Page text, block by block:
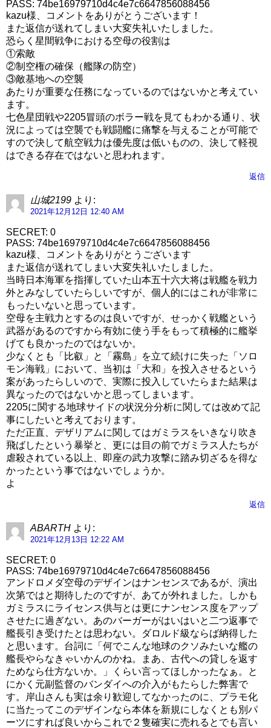
PASS: 74be16979710d4c4e7c6647856088456
kazu様、コメントをありがとうございます！
また返信が送れてしまい大変失礼いたしました。
恐らく星間戦争における空母の役割は
①索敵
②制空権の確保（艦隊の防空）
③敵基地への空襲
あたりが重要な任務になっているのではないかと考えてい
ます。
七色星団戦や2205冒頭のボラー戦を見てもわかる通り、状
況によっては空襲でも戦闘艦に痛撃を与えることが可能で
すので決して航空戦力は優先度は低いものの、決して軽視
はできる存在ではないと思われます。
返信
山城2199 より:
2021年12月12日 12:40 AM
SECRET: 0
PASS: 74be16979710d4c4e7c6647856088456
kazu様、コメントをありがとうございます
また返信が送れてしまい大変失礼いたしました。
当時日本海軍を指揮していた山本五十六大将は戦艦を戦力
外とみなしていたらしいですが、個人的にはこれが非常に
もったいないと思っています。
空母を主戦力とするのは良いですが、せっかく戦艦という
武器があるのですから有効に使う手をもって積極的に艦挙
げても良かったのではないか。
少なくとも「比叡」と「霧島」を立て続けに失った「ソロ
モン海戦」において、当初は「大和」を投入させるという
案があったらしいので、実際に投入していたらまた結果は
異なったのではないかと思ってしまいます。
2205に関する地球サイドの状況分分析に関しては改めて記
事にしたいと考えております。
ただ正直、デザリアムに関してはガミラスをいきなり吹き
飛ばしたという暴挙と、更には目の前でガミラス人たちが
虐殺されている以上、即座の武力攻撃に踏み切ざるを得な
かったという事ではないでしょうか。
よ
返信
ABARTH より:
2021年12月13日 12:22 AM
SECRET: 0
PASS: 74be16979710d4c4e7c6647856088456
アンドロメダ空母のデザインはナンセンスであるが、演出
次第ではと期待したのですが、あてが外れました。しかも
ガミラスにライセンス供与とは更にナンセンス度をアップ
させたに過ぎない。あのバーガーがはいはいと二つ返事で
艦長引き受けたとは思わない。ダロルド級ならば納得した
と思います。台詞に「何でこんな地球のクソみたいな艦の
艦長やらなきゃいかんのかね。まあ、古代への貸しを返す
ためなら仕方ないか。」くらい言ってほしかったなぁ。と
にかく元副監督のバンダイへの介入がもたらした弊害で
す。岸山さんも実は余り歓迎してなかったのに、プラモ化
に当たってこのデザインなら本体を新規にしなくとも別パ
ーツにすれば良いからこれで２隻確実に売れるとでも言い